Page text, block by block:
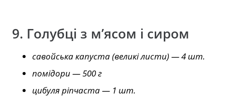
9. Голубці з м’ясом і сиром
савойська капуста (великі листи) — 4 шт.
помідори — 500 г
цибуля ріпчаста — 1 шт.